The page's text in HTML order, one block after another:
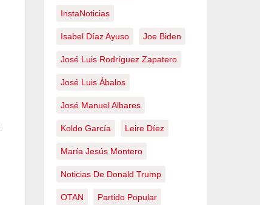
InstaNoticias
Isabel Díaz Ayuso Joe Biden
José Luis Rodríguez Zapatero
José Luis Ábalos
José Manuel Albares
Koldo García Leire Díez
María Jesús Montero
Noticias De Donald Trump
OTAN Partido Popular